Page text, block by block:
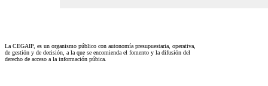
La CEGAIP, es un organismo público con autonomía presupuestaria, operativa,
de gestión y de decisión, a la que se encomienda el fomento y la difusión del
derecho de acceso a la información púbica.